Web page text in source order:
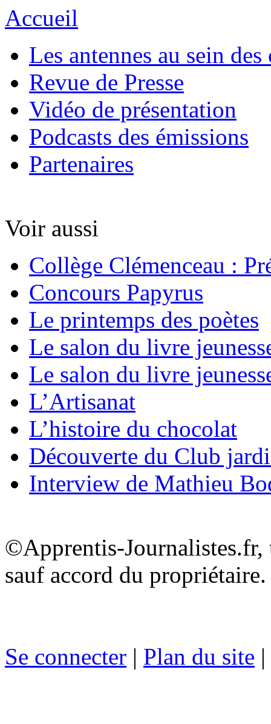
Accueil
Les antennes au sein des
Revue de Presse
Vidéo de présentation
Podcasts des émissions
Partenaires
Voir aussi
Collège Clémenceau :
Concours Papyrus
Le printemps des poètes
Le salon du livre
Le salon du livre
L’Artisanat
L’histoire du chocolat
Découverte du Club
Interview de Mathieu
©Apprentis-
sauf accord du propriétaire.
Se connecter | Plan du site |